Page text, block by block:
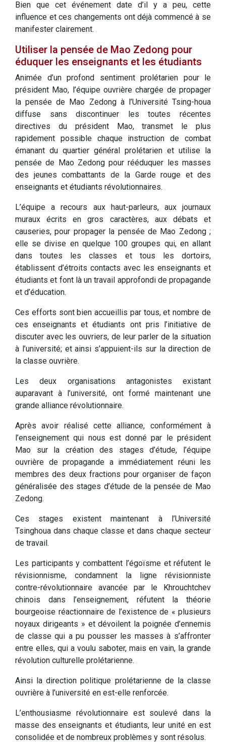
Bien que cet événement date d’il y a peu, cette
influence et ces changements ont déjà commencé à se
manifester clairement.
Utiliser la pensée de Mao Zedong pour
éduquer les enseignants et les étudiants
Animée d’un profond sentiment prolétarien pour le
président Mao, l’équipe ouvrière chargée de propager
la pensée de Mao Zedong à l’Université Tsing-houa
diffuse sans discontinuer les toutes récentes
directives du président Mao, transmet le plus
rapidement possible chaque instruction de combat
émanant du quartier général prolétarien et utilise la
pensée de Mao Zedong pour rééduquer les masses
des jeunes combattants de la Garde rouge et des
enseignants et étudiants révolutionnaires.
L’équipe a recours aux haut-parleurs, aux journaux
muraux écrits en gros caractères, aux débats et
causeries, pour propager la pensée de Mao Zedong ;
elle se divise en quelque 100 groupes qui, en allant
dans toutes les classes et tous les dortoirs,
établissent d’étroits contacts avec les enseignants et
étudiants et font là un travail approfondi de propagande
et d’éducation.
Ces efforts sont bien accueillis par tous, et nombre de
ces enseignants et étudiants ont pris l’initiative de
discuter avec les ouvriers, de leur parler de la situation
à l’université; et ainsi s’appuient-ils sur la direction de
la classe ouvrière.
Les deux organisations antagonistes existant
auparavant à l’université, ont formé maintenant une
grande alliance révolutionnaire.
Après avoir réalisé cette alliance, conformément à
l’enseignement qui nous est donné par le président
Mao sur la création des stages d’étude, l’équipe
ouvrière de propagande a immédiatement réuni les
membres des deux fractions pour organiser de façon
généralisée des stages d’étude de la pensée de Mao
Zedong.
Ces stages existent maintenant à l’Université
Tsinghoua dans chaque classe et dans chaque secteur
de travail.
Les participants y combattent l’égoïsme et réfutent le
révisionnisme, condamnent la ligne révisionniste
contre-révolutionnaire avancée par le Khrouchtchev
chinois dans l’enseignement, réfutent la théorie
bourgeoise réactionnaire de l’existence de « plusieurs
noyaux dirigeants » et dévoilent la poignée d’ennemis
de classe qui a pu pousser les masses à s’affronter
entre elles, qui a voulu saboter, mais en vain, la grande
révolution culturelle prolétarienne.
Ainsi la direction politique prolétarienne de la classe
ouvrière à l’université en est-elle renforcée.
L’enthousiasme révolutionnaire est soulevé dans la
masse des enseignants et étudiants, leur unité en est
consolidée et de nombreux problèmes y sont résolus.